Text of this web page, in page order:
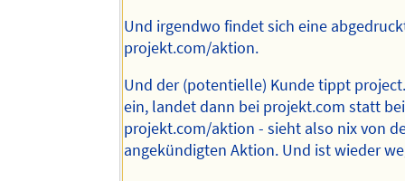
Und irgendwo findet sich eine
projekt.com/aktion.
Und der (potentielle) Kunde tippt
ein, landet dann bei projekt.com statt bei
projekt.com/aktion - sieht also nix von
angekündigten Aktion. Und ist wieder